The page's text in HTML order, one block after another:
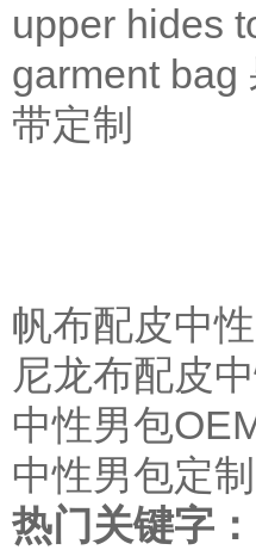
upper hides
garment bag
带定制
帆布配皮中
尼龙布配皮
中性男包
中性男包定制
热门关键字：